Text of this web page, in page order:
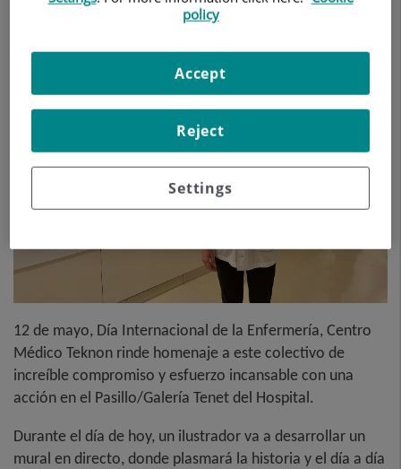
12 de mayo de 2022 CENTRO MÉDICO TEKNON
12 de mayo, Día Internacional de la Enfermería, Centro
Médico Teknon rinde homenaje a este colectivo de
increíble compromiso y esfuerzo incansable con una
acción en el Pasillo/Galería Tenet del Hospital.
Durante el día de hoy, un ilustrador va a desarrollar un
mural en directo, donde plasmará la historia y el día a día
policy
Settings
Reject
Accept